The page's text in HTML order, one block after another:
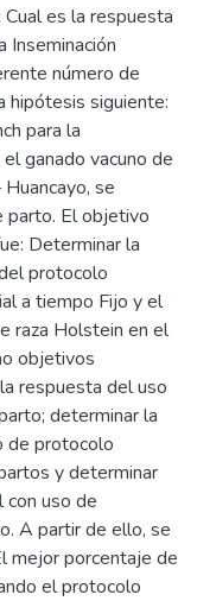
es la respuesta
Inseminación
número de
hipótesis siguiente:
para la
ganado vacuno de
se
parto. El objetivo
Determinar la
protocolo
a tiempo Fijo y el
raza Holstein en el
objetivos
respuesta del uso
determinar la
de protocolo
y determinar
con uso de
A partir de ello, se
mejor porcentaje de
el protocolo